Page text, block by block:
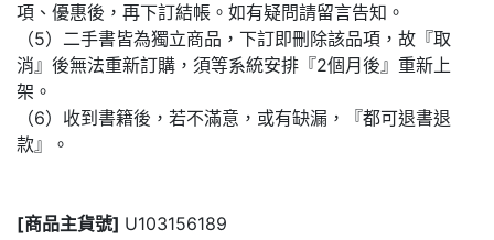
項、優惠後，再下訂結帳。如有疑問請留言告知。
（5）二手書皆為獨立商品，下訂即刪除該品項，故『取
消』後無法重新訂購，須等系統安排『2個月後』重新上
架。
（6）收到書籍後，若不滿意，或有缺漏，『都可退書退
款』。
[商品主貨號] U103156189